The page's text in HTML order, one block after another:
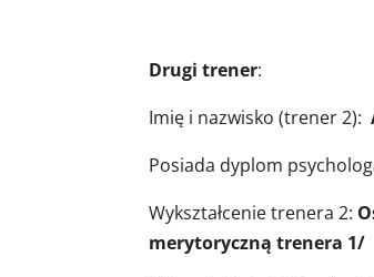
Drugi trener:
Imię i nazwisko (trener 2):
Posiada dyplom
Wykształcenie trenera 2:
merytoryczną trenera 1/